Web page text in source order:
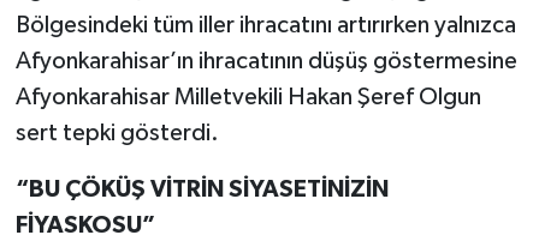
Bölgesindeki tüm iller ihracatını artırırken yalnızca
Afyonkarahisar’ın ihracatının düşüş göstermesine
Afyonkarahisar Milletvekili Hakan Şeref Olgun
sert tepki gösterdi.
“BU ÇÖKÜŞ VİTRİN SİYASETİNİZİN
FİYASKOSU”